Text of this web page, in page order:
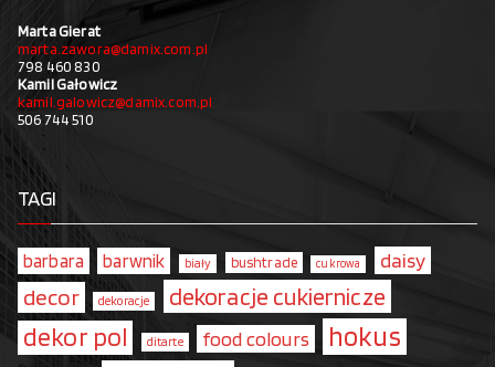
Marta Gierat
marta.zawora@damix.com.pl
798 460 830
Kamil Gałowicz
kamil.galowicz@damix.com.pl
506 744 510
TAGI
barbara barwnik biały bushtrade cukrowa daisy
decor dekoracje dekoracje cukiernicze
dekor pol ditarte food colours hokus